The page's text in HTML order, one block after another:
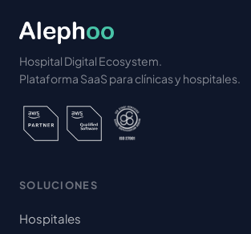
Hospital Digital Ecosystem.
Plataforma SaaS para clínicas y hospitales.
SOLUCIONES
Hospitales